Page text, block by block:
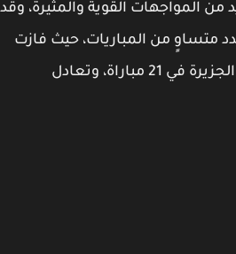
القوية والمثيرة، وقد
من المباريات، حيث فازت
الوحدة في 21 مباراة، وفاز الجزيرة في 21 مباراة، وتعادل